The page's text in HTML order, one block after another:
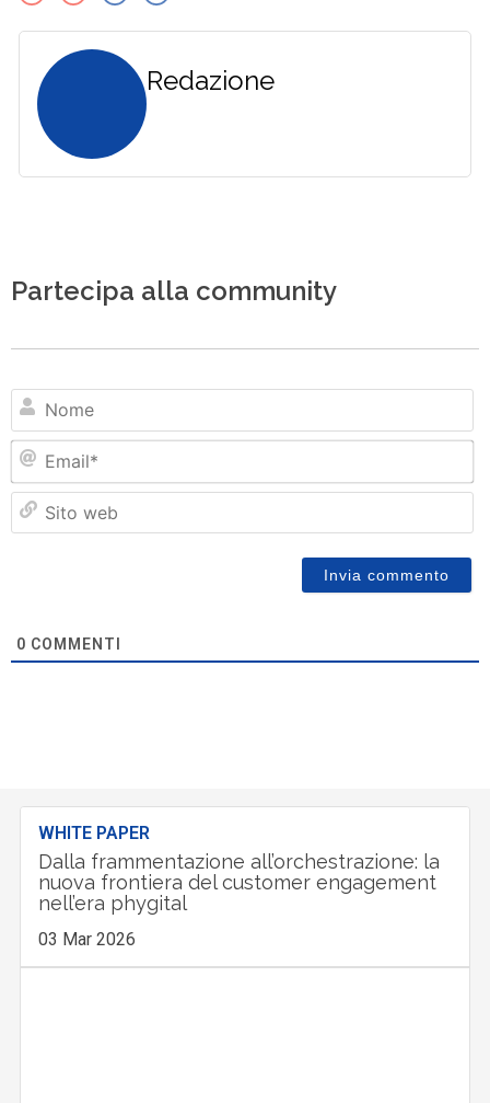
Redazione
Partecipa alla community
0 COMMENTI
WHITE PAPER
Dalla frammentazione all’orchestrazione: la
nuova frontiera del customer engagement
nell’era phygital
03 Mar 2026